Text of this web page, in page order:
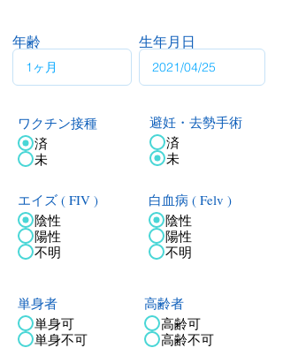
年齢 生年月日
ワクチン接種
済
未
エイズ ( FIV )
陰性
陽性
不明
避妊・去勢手術
済
未
白血病 ( Felv )
陰性
陽性
不明
単身者
単身可
単身不可
高齢者
高齢可
高齢不可